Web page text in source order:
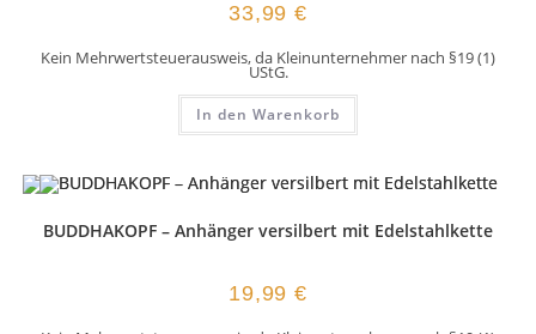
33,99€
Kein Mehrwertsteuerausweis, da Kleinunternehmer nach §19 (1)
UStG.
In den Warenkorb
BUDDHAKOPF – Anhänger versilbert mit Edelstahlkette
19,99€